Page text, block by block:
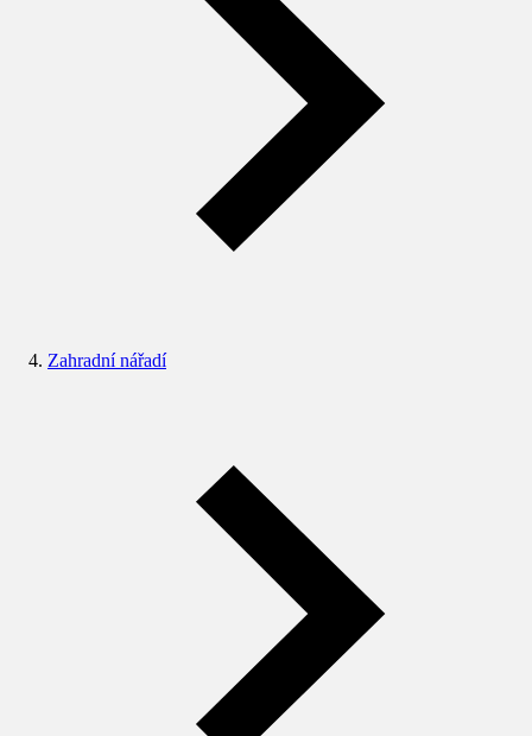
Zahradní nářadí